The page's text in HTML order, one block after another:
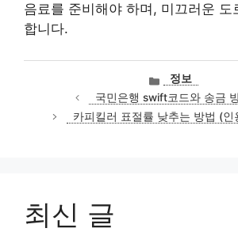
음료를 준비해야 하며, 미끄러운 도
합니다.
카
테
고
리
정보
국민은행 swift코드와 송금
카피킬러 표절률 낮추는 방법 (인
최신 글